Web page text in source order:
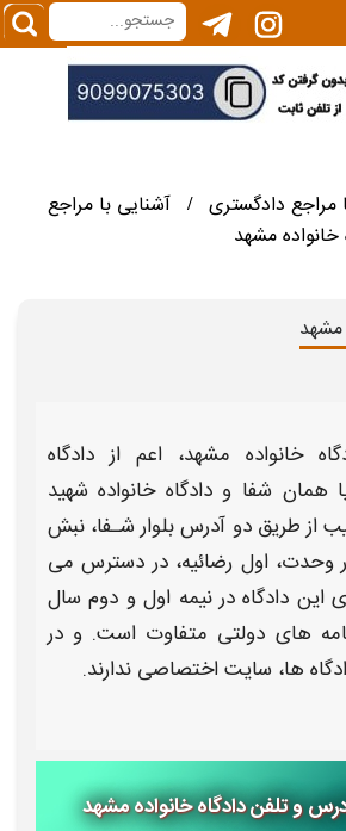
مراجع دادگستری /
آشنایی با مراجع
خانواده مشهد
مشهد
خانواده مشهد، اعم ازدادگاه
همان شفا و دادگاه خانواده شهید
از طریق دو آدرسبلوار شـفا، نبش
و بلوار وحدت، اول رضائیه، در دسترس می
این دادگاه در نیمه اول و دوم سال
های دولتی متفاوت است. و در
ها، سایتاختصاصی ندارند.
و تلفن دادگاه خانواده مشهد